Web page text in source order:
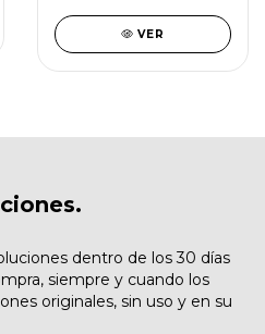
VER
dentro de los 30 días
siempre y cuando los
originales, sin uso y en su